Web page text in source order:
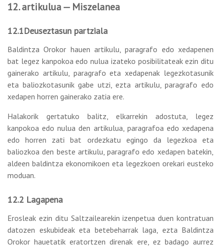
12. artikulua — Miszelanea
12.1Deuseztasun partziala
Baldintza Orokor hauen artikulu, paragrafo edo xedapenen
bat legez kanpokoa edo nulua izateko posibilitateak ezin ditu
gainerako artikulu, paragrafo eta xedapenak legezkotasunik
eta baliozkotasunik gabe utzi, ezta artikulu, paragrafo edo
xedapen horren gainerako zatia ere.
Halakorik gertatuko balitz, elkarrekin adostuta, legez
kanpokoa edo nulua den artikulua, paragrafoa edo xedapena
edo horren zati bat ordezkatu egingo da legezkoa eta
baliozkoa den beste artikulu, paragrafo edo xedapen batekin,
aldeen baldintza ekonomikoen eta legezkoen orekari eusteko
moduan.
12.2 Lagapena
Erosleak ezin ditu Saltzailearekin izenpetua duen kontratuan
datozen eskubideak eta betebeharrak laga, ezta Baldintza
Orokor hauetatik eratortzen direnak ere, ez badago aurrez